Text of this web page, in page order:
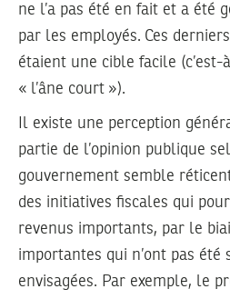
ne l’a pas été en fait et a été
par les employés. Ces
étaient une cible facile
« l’âne court »).
Il existe une perception
partie de l’opinion publique
gouvernement semble
des initiatives fiscales qui
revenus importants, par le
importantes qui n’ont pas été
envisagées. Par exemple, le